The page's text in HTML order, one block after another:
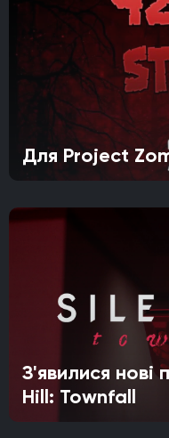
Для Project
З'явилися нові
Hill: Townfall